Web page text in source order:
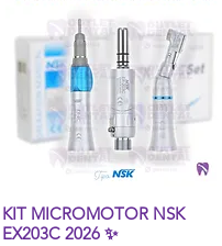
Vista rápida
KIT MICROMOTOR NSK
EX203C 2026 ✨